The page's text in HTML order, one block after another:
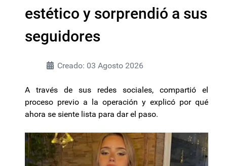
estético y sorprendió a sus
seguidores
Creado: 03 Agosto 2026
A través de sus redes sociales, compartió el
proceso previo a la operación y explicó por qué
ahora se siente lista para dar el paso.